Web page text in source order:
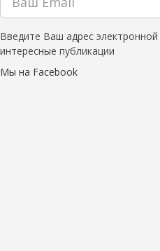
Введите Ваш адрес
интересные публикации
Мы на Facebook